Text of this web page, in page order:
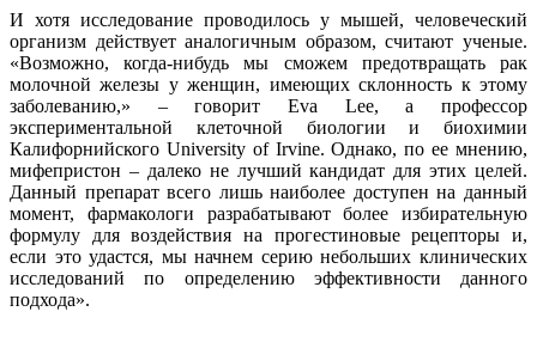
И хотя исследование проводилось у мышей, человеческий
организм действует аналогичным образом, считают ученые.
«Возможно, когда-нибудь мы сможем предотвращать рак
молочной железы у женщин, имеющих склонность к этому
заболеванию,» – говорит Eva Lee, a профессор
экспериментальной клеточной биологии и биохимии
Калифорнийского University of Irvine. Однако, по ее мнению,
мифепристон – далеко не лучший кандидат для этих целей.
Данный препарат всего лишь наиболее доступен на данный
момент, фармакологи разрабатывают более избирательную
формулу для воздействия на прогестиновые рецепторы и,
если это удастся, мы начнем серию небольших клинических
исследований по определению эффективности данного
подхода».